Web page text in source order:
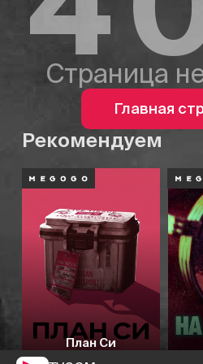
Страница
Главная
Рекомендуем
План Си